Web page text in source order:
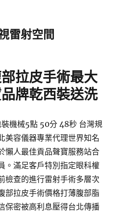
雷射空間
拉皮手術最大
牌乾西裝送洗
機械5點 50分 48秒 台灣規
美容儀器專業代理世界知名
懶人最佳貢品聲寶服務站合
。滿足客戶特別指定眼科權
檢查的進行雷射手術多層次
部拉皮手術價格打薄腹部脂
保密被高利息壓得台北傳播